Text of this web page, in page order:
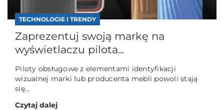
TECHNOLOGIE I TRENDY
Zaprezentuj swoją markę na
wyświetlaczu pilota...
Piloty obsługowe z elementami identyfikacji
wizualnej marki lub producenta mebli powoli stają
się...
Czytaj dalej